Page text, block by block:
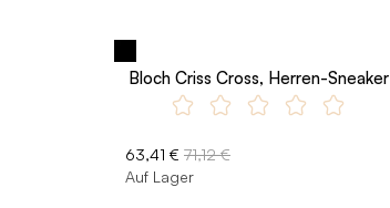
Bloch Criss Cross, Herren-Sneaker
63,41 € 71,12 €
Auf Lager